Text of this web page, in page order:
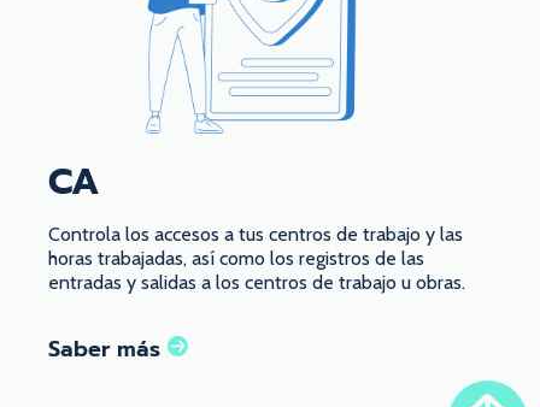
CA
Controla los accesos a tus centros de trabajo y las
horas trabajadas, así como los registros de las
entradas y salidas a los centros de trabajo u obras.
Saber más